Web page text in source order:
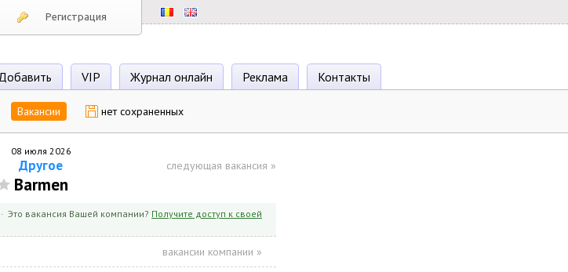
Регистрация
VIP Журнал онлайн Реклама Контакты
Вакансии нет сохраненных
08 июля 2026
Другое следующая вакансия »
Barmen
Это вакансия Вашей компании? Получите доступ к своей
вакансии компании »